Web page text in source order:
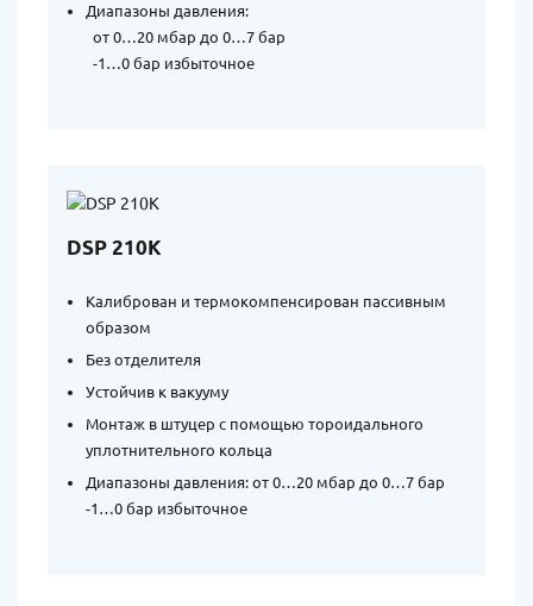
Диапазоны давления:
от 0…20 мбар до 0…7 бар
-1…0 бар избыточное
DSP 210K
Калиброван и термокомпенсирован пассивным
образом
Без отделителя
Устойчив к вакууму
Монтаж в штуцер с помощью тороидального
уплотнительного кольца
Диапазоны давления: от 0…20 мбар до 0…7 бар
-1…0 бар избыточное